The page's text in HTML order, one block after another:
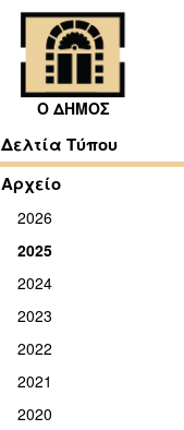
Ο ΔΗΜΟΣ
Δελτία Τύπου
Αρχείο
2026
2025
2024
2023
2022
2021
2020